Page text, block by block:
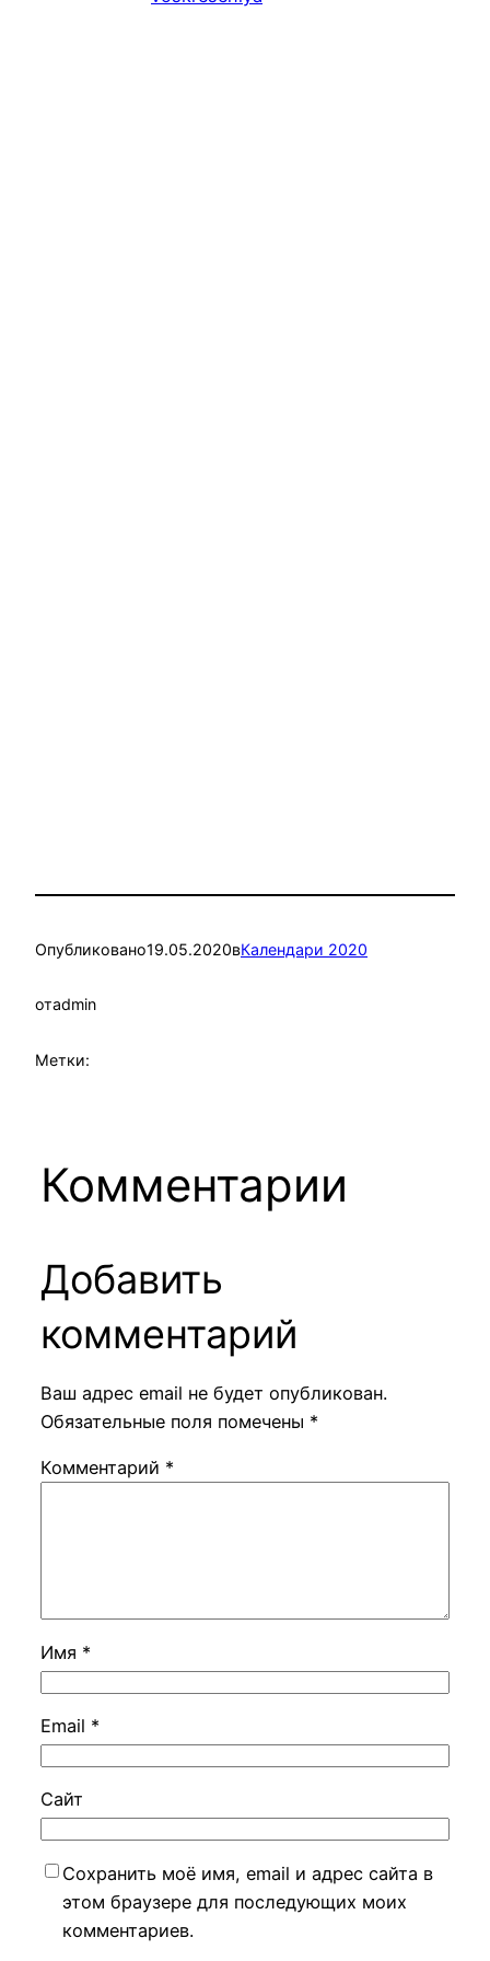
Опубликовано19.05.2020вКалендари 2020
отadmin
Метки:
Комментарии
Добавить
комментарий
Ваш адрес email не будет опубликован.
Обязательные поля помечены *
Комментарий *
Имя *
Email *
Сайт
Сохранить моё имя, email и адрес сайта в
этом браузере для последующих моих
комментариев.